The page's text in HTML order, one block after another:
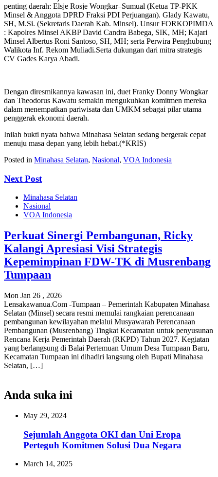
penting daerah:‎ Elsje Rosje Wongkar–Sumual (Ketua TP-PKK
Minsel & Anggota DPRD Fraksi PDI Perjuangan).‎ Glady Kawatu,
SH, M.Si. (Sekretaris Daerah Kab. Minsel).‎ Unsur FORKOPIMDA
: Kapolres Minsel AKBP David Candra Babega, SIK, MH; Kajari
Minsel Albertus Roni Santoso, SH, MH; serta Perwira Penghubung
Walikota Inf. Rekom Muliadi.‎Serta dukungan dari mitra strategis
CV Gades Karya Abadi.‎‎
Dengan diresmikannya kawasan ini, duet Franky Donny Wongkar
dan Theodorus Kawatu semakin mengukuhkan komitmen mereka
dalam menempatkan pariwisata dan UMKM sebagai pilar utama
penggerak ekonomi daerah. ‎‎
Inilah bukti nyata bahwa Minahasa Selatan sedang bergerak cepat
menuju masa depan yang lebih hebat.(*KRIS)
Posted in Minahasa Selatan, Nasional, VOA Indonesia
Next Post
Minahasa Selatan
Nasional
VOA Indonesia
Perkuat Sinergi Pembangunan, Ricky
Kalangi Apresiasi Visi Strategis
Kepemimpinan FDW-TK di Musrenbang
Tumpaan
Mon Jan 26 , 2026
Lensakawanua.Com -Tumpaan – Pemerintah Kabupaten Minahasa
Selatan (Minsel) secara resmi memulai rangkaian perencanaan
pembangunan kewilayahan melalui Musyawarah Perencanaan
Pembangunan (Musrenbang) Tingkat Kecamatan untuk penyusunan
Rencana Kerja Pemerintah Daerah (RKPD) Tahun 2027. ‎Kegiatan
yang berlangsung di Balai Pertemuan Umum Desa Tumpaan Baru,
Kecamatan Tumpaan ini dihadiri langsung oleh Bupati Minahasa
Selatan, […]
Anda suka ini
May 29, 2024
Sejumlah Anggota OKI dan Uni Eropa
Perteguh Komitmen Solusi Dua Negara
March 14, 2025